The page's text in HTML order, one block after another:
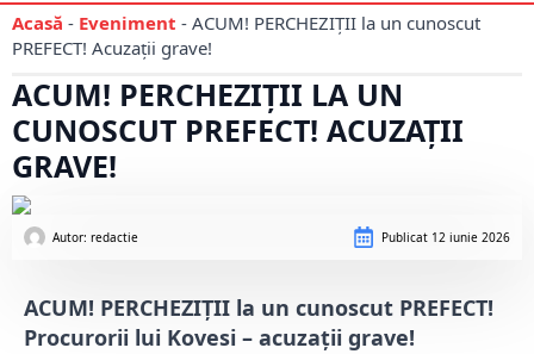
Acasă - Eveniment - ACUM! PERCHEZIȚII la un cunoscut
PREFECT! Acuzații grave!
ACUM! PERCHEZIȚII LA UN
CUNOSCUT PREFECT! ACUZAȚII
GRAVE!
Autor: redactie Publicat 12 iunie 2026
ACUM! PERCHEZIȚII la un cunoscut PREFECT!
Procurorii lui Kovesi – acuzații grave!